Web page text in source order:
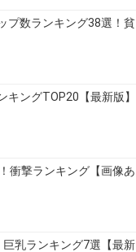
プ数ランキング38選！貧
ングTOP20【最新版】
衝撃ランキング【画像あ
巨乳ランキング7選【最新